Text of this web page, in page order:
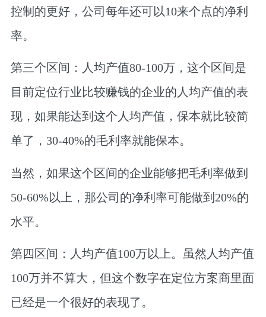
控制的更好， 公司每年还可以10来个点的净利
率。
第三个区间：人均产值80-100万， 这个区间是
目前定位行业比较赚钱的企业的人均产值的表
现，如果能达到这个人均产值， 保本就比较简
单了，30-40%的毛利率就能保本。
当然，如果这个区间的企业能够把毛利率做到
50-60%以上，那公司的净利率可能做到20%的
水平。
第四区间：人均产值100万以上。 虽然人均产值
100万并不算大，但这个数字在定位方案商里面
已经是一个很好的表现了。